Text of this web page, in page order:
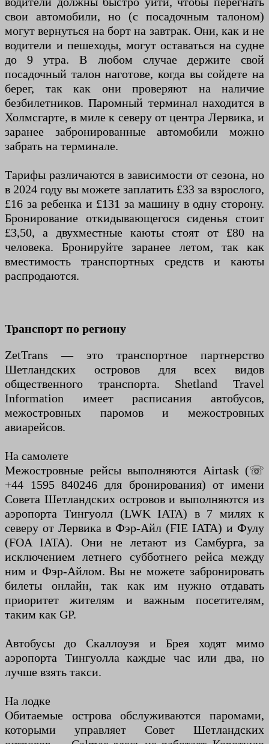
свои автомобили, но (с посадочным талоном)
могут вернуться на борт на завтрак. Они, как и не
водители и пешеходы, могут оставаться на судне
до 9 утра. В любом случае держите свой
посадочный талон наготове, когда вы сойдете на
берег, так как они проверяют на наличие
безбилетников. Паромный терминал находится в
Холмсгарте, в миле к северу от центра Лервика, и
заранее забронированные автомобили можно
забрать на терминале.
Тарифы различаются в зависимости от сезона, но
в 2024 году вы можете заплатить £33 за взрослого,
£16 за ребенка и £131 за машину в одну сторону.
Бронирование откидывающегося сиденья стоит
£3,50, а двухместные каюты стоят от £80 на
человека. Бронируйте заранее летом, так как
вместимость транспортных средств и каюты
распродаются.
Транспорт по региону
ZetTrans — это транспортное партнерство
Шетландских островов для всех видов
общественного транспорта. Shetland Travel
Information имеет расписания автобусов,
межостровных паромов и межостровных
авиарейсов.
На самолете
Межостровные рейсы выполняются Airtask (☏
+44 1595 840246 для бронирования) от имени
Совета Шетландских островов и выполняются из
аэропорта Тингуолл (LWK IATA) в 7 милях к
северу от Лервика в Фэр-Айл (FIE IATA) и Фулу
(FOA IATA). Они не летают из Самбурга, за
исключением летнего субботнего рейса между
ним и Фэр-Айлом. Вы не можете забронировать
билеты онлайн, так как им нужно отдавать
приоритет жителям и важным посетителям,
таким как GP.
Автобусы до Скаллоуэя и Брея ходят мимо
аэропорта Тингуолла каждые час или два, но
лучше взять такси.
На лодке
Обитаемые острова обслуживаются паромами,
которыми управляет Совет Шетландских